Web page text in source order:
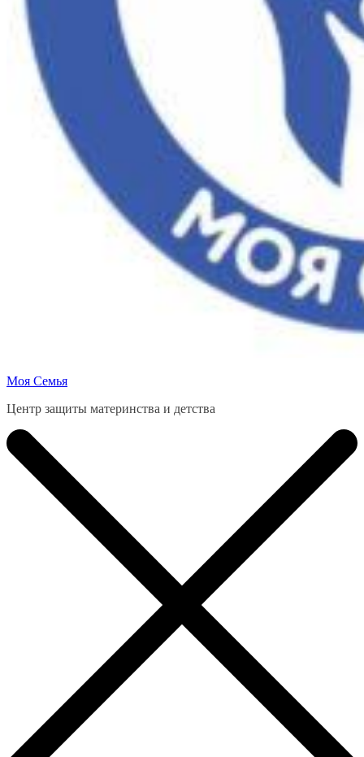
Моя Семья
Центр защиты материнства и детства